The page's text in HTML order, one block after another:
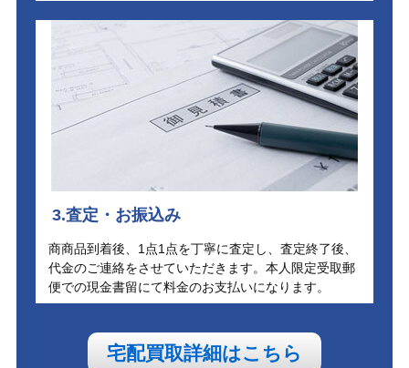
3.査定・お振込み
商商品到着後、1点1点を丁寧に査定し、査定終了後、
代金のご連絡をさせていただきます。本人限定受取郵
便での現金書留にて料金のお支払いになります。
宅配買取詳細はこちら